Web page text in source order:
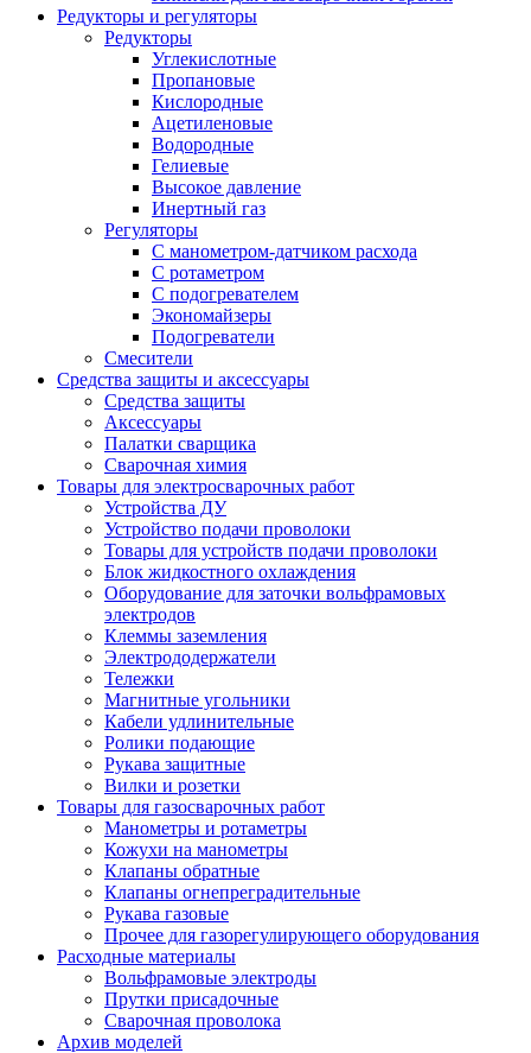
Редукторы и регуляторы
Редукторы
Углекислотные
Пропановые
Кислородные
Ацетиленовые
Водородные
Гелиевые
Высокое давление
Инертный газ
Регуляторы
С манометром-датчиком расхода
С ротаметром
С подогревателем
Экономайзеры
Подогреватели
Смесители
Средства защиты и аксессуары
Средства защиты
Аксессуары
Палатки сварщика
Сварочная химия
Товары для электросварочных работ
Устройства ДУ
Устройство подачи проволоки
Товары для устройств подачи проволоки
Блок жидкостного охлаждения
Оборудование для заточки вольфрамовых
электродов
Клеммы заземления
Электрододержатели
Тележки
Магнитные угольники
Кабели удлинительные
Ролики подающие
Рукава защитные
Вилки и розетки
Товары для газосварочных работ
Манометры и ротаметры
Кожухи на манометры
Клапаны обратные
Клапаны огнепреградительные
Рукава газовые
Прочее для газорегулирующего оборудования
Расходные материалы
Вольфрамовые электроды
Прутки присадочные
Сварочная проволока
Архив моделей